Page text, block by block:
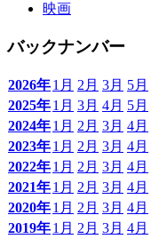
映画
バックナンバー
2026年1月 2月 3月 5月
2025年1月 3月 4月 5月
2024年1月 2月 3月 4月
2023年1月 2月 3月 4月
2022年1月 2月 3月 4月
2021年1月 2月 3月 4月
2020年1月 2月 3月 4月
2019年1月 2月 3月 4月